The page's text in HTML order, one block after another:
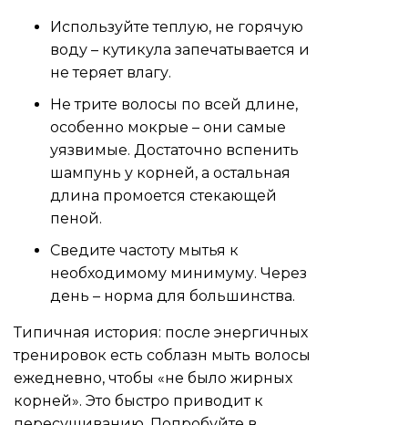
Используйте теплую, не горячую
воду – кутикула запечатывается и
не теряет влагу.
Не трите волосы по всей длине,
особенно мокрые – они самые
уязвимые. Достаточно вспенить
шампунь у корней, а остальная
длина промоется стекающей
пеной.
Сведите частоту мытья к
необходимому минимуму. Через
день – норма для большинства.
Типичная история: после энергичных
тренировок есть соблазн мыть волосы
ежедневно, чтобы «не было жирных
корней». Это быстро приводит к